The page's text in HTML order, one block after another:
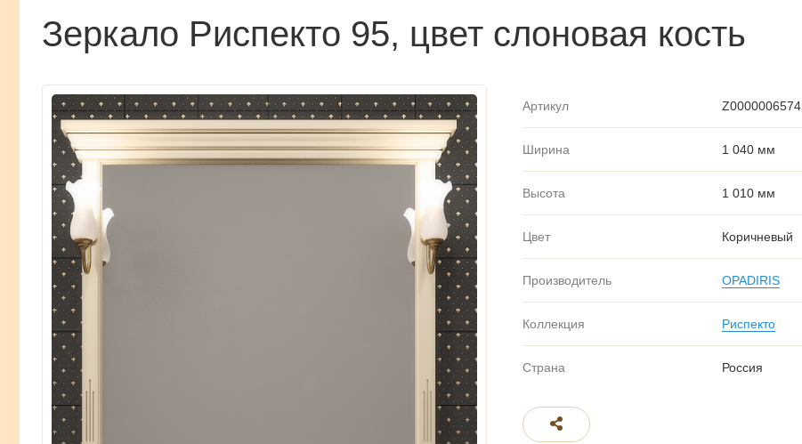
Зеркало Риспекто 95, цвет слоновая кость
Артикул Z0000006574
Ширина 1 040 мм
Высота 1 010 мм
Цвет Коричневый
Производитель OPADIRIS
Коллекция Риспекто
Страна Россия